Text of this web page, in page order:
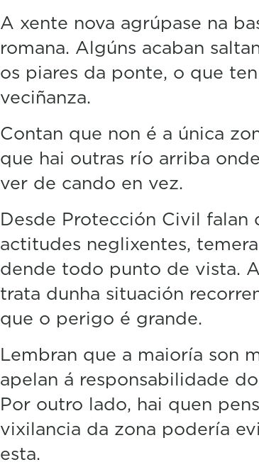
s
e
c
n
u
m
%
A xente nova agrúpase na
romana. Algúns acaban
os piares da ponte, o que
veciñanza.
Contan que non é a única
que hai outras río arriba
ver de cando en vez.
Desde Protección Civil falan
actitudes neglixentes,
dende todo punto de vista.
trata dunha situación
que o perigo é grande.
Lembran que a maioría son
apelan á responsabilidade
Por outro lado, hai quen
vixilancia da zona podería
esta.